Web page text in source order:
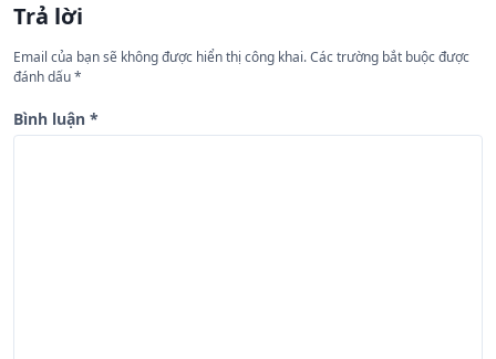
ớ
n
g
b
Trả lời
Email của bạn sẽ không được hiển thị công khai.Các trường bắt buộc được
đánh dấu*
Bình luận *